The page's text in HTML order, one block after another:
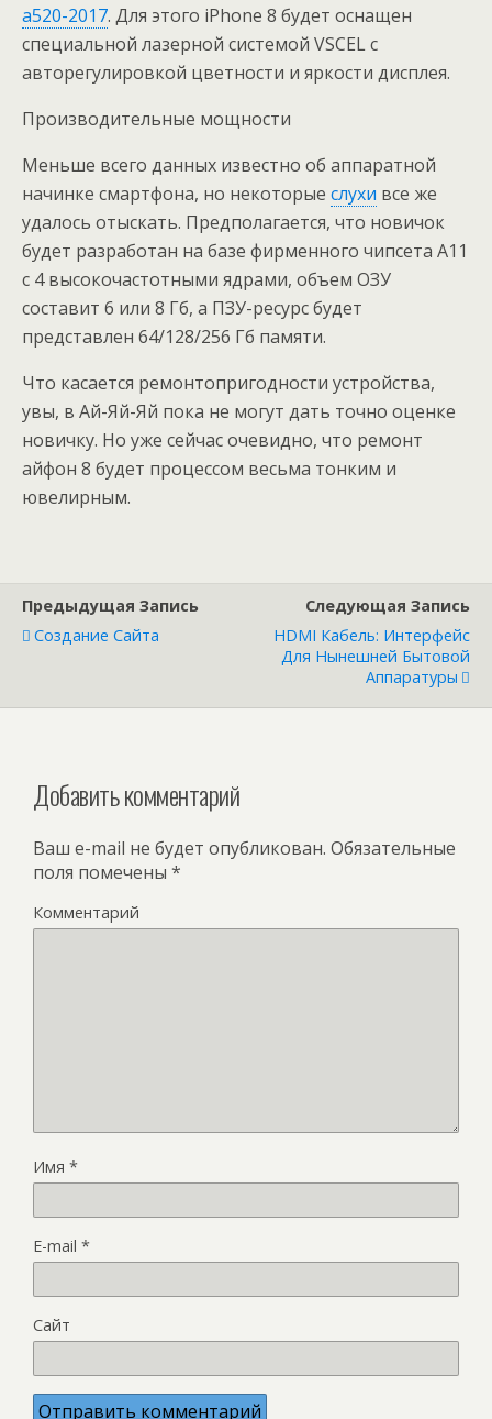
a520-2017. Для этого iPhone 8 будет оснащен
специальной лазерной системой VSCEL с
авторегулировкой цветности и яркости дисплея.
Производительные мощности
Меньше всего данных известно об аппаратной
начинке смартфона, но некоторые слухи все же
удалось отыскать. Предполагается, что новичок
будет разработан на базе фирменного чипсета A11
с 4 высокочастотными ядрами, объем ОЗУ
составит 6 или 8 Гб, а ПЗУ-ресурс будет
представлен 64/128/256 Гб памяти.
Что касается ремонтопригодности устройства,
увы, в Ай-Яй-Яй пока не могут дать точно оценке
новичку. Но уже сейчас очевидно, что ремонт
айфон 8 будет процессом весьма тонким и
ювелирным.
Предыдущая Запись
Создание Сайта
Следующая Запись
HDMI Кабель: Интерфейс
Для Нынешней Бытовой
Аппаратуры
Добавить комментарий
Ваш e-mail не будет опубликован. Обязательные
поля помечены *
Комментарий
Имя *
E-mail *
Сайт